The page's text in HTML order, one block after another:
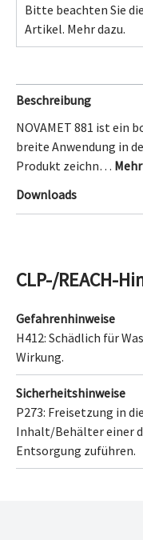
Bitte beachten Sie
Artikel. Mehr dazu.
Beschreibung
NOVAMET 881 ist ein
breite Anwendung in
Produkt zeichn… Mehr
Downloads
CLP-/REACH-
Gefahrenhinweise
H412: Schädlich für
Wirkung.
Sicherheitshinweise
P273: Freisetzung in
Inhalt/Behältereiner
Entsorgung zuführen.